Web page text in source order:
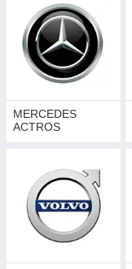
MERCEDES
ACTROS